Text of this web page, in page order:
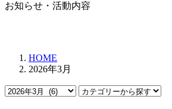
お知らせ・活動内容
HOME
2026年3月